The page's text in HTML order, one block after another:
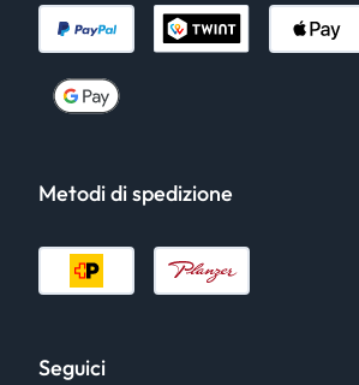
Metodi di spedizione
Seguici